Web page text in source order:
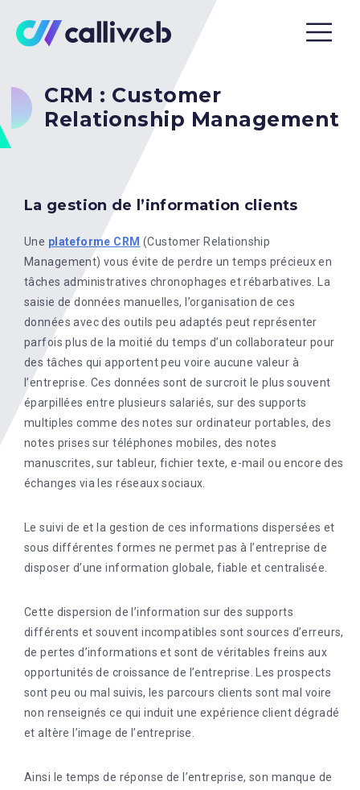
CRM : Customer
Relationship Management
La gestion de l’information clients
Une plateforme CRM (Customer Relationship
Management) vous évite de perdre un temps précieux en
tâches administratives chronophages et rébarbatives. La
saisie de données manuelles, l’organisation de ces
données avec des outils peu adaptés peut représenter
parfois plus de la moitié du temps d’un collaborateur pour
des tâches qui apportent peu voire aucune valeur à
l’entreprise. Ces données sont de surcroit le plus souvent
éparpillées entre plusieurs salariés, sur des supports
multiples comme des notes sur ordinateur portables, des
notes prises sur téléphones mobiles, des notes
manuscrites, sur tableur, fichier texte, e-mail ou encore des
échanges via les réseaux sociaux.
Le suivi de et la gestion de ces informations dispersées et
sous différentes formes ne permet pas à l’entreprise de
disposer d’une information globale, fiable et centralisée.
Cette dispersion de l’information sur des supports
différents et souvent incompatibles sont sources d’erreurs,
de pertes d’informations et sont de véritables freins aux
opportunités de croissance de l’entreprise. Les prospects
sont peu ou mal suivis, les parcours clients sont mal voire
non renseignés ce qui induit une expérience client dégradé
et altère l’image de l’entreprise.
Ainsi le temps de réponse de l’entreprise, son manque de